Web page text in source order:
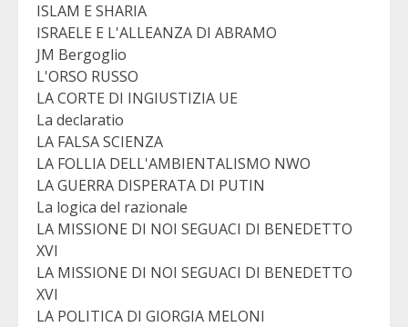
ISLAM E SHARIA
ISRAELE E L'ALLEANZA DI ABRAMO
JM Bergoglio
L'ORSO RUSSO
LA CORTE DI INGIUSTIZIA UE
La declaratio
LA FALSA SCIENZA
LA FOLLIA DELL'AMBIENTALISMO NWO
LA GUERRA DISPERATA DI PUTIN
La logica del razionale
LA MISSIONE DI NOI SEGUACI DI BENEDETTO
XVI
LA MISSIONE DI NOI SEGUACI DI BENEDETTO
XVI
LA POLITICA DI GIORGIA MELONI